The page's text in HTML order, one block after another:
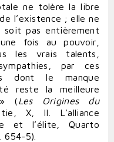
ne tolère la libre
l’existence ; elle ne
pas entièrement
fois au pouvoir,
les vrais talents,
par ces
dont le manque
reste la meilleure
» (Les Origines du
X, II. L’alliance
et l’élite, Quarto
654-5).